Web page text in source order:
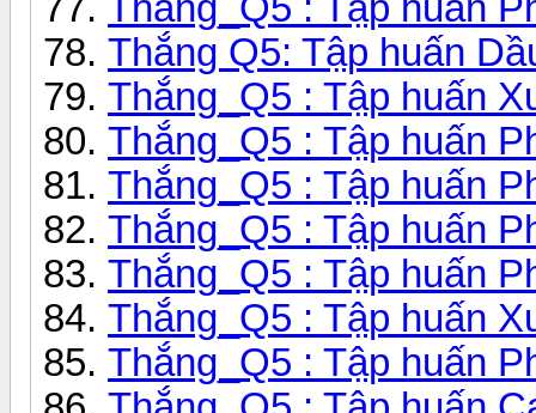
Thắng Q5: Tập huấn
Thắng_Q5 : Tập huấn
Thắng_Q5 : Tập huấn
Thắng_Q5 : Tập huấn
Thắng_Q5 : Tập huấn
Thắng_Q5 : Tập huấn
Thắng_Q5 : Tập huấn
Thắng_Q5 : Tập huấn